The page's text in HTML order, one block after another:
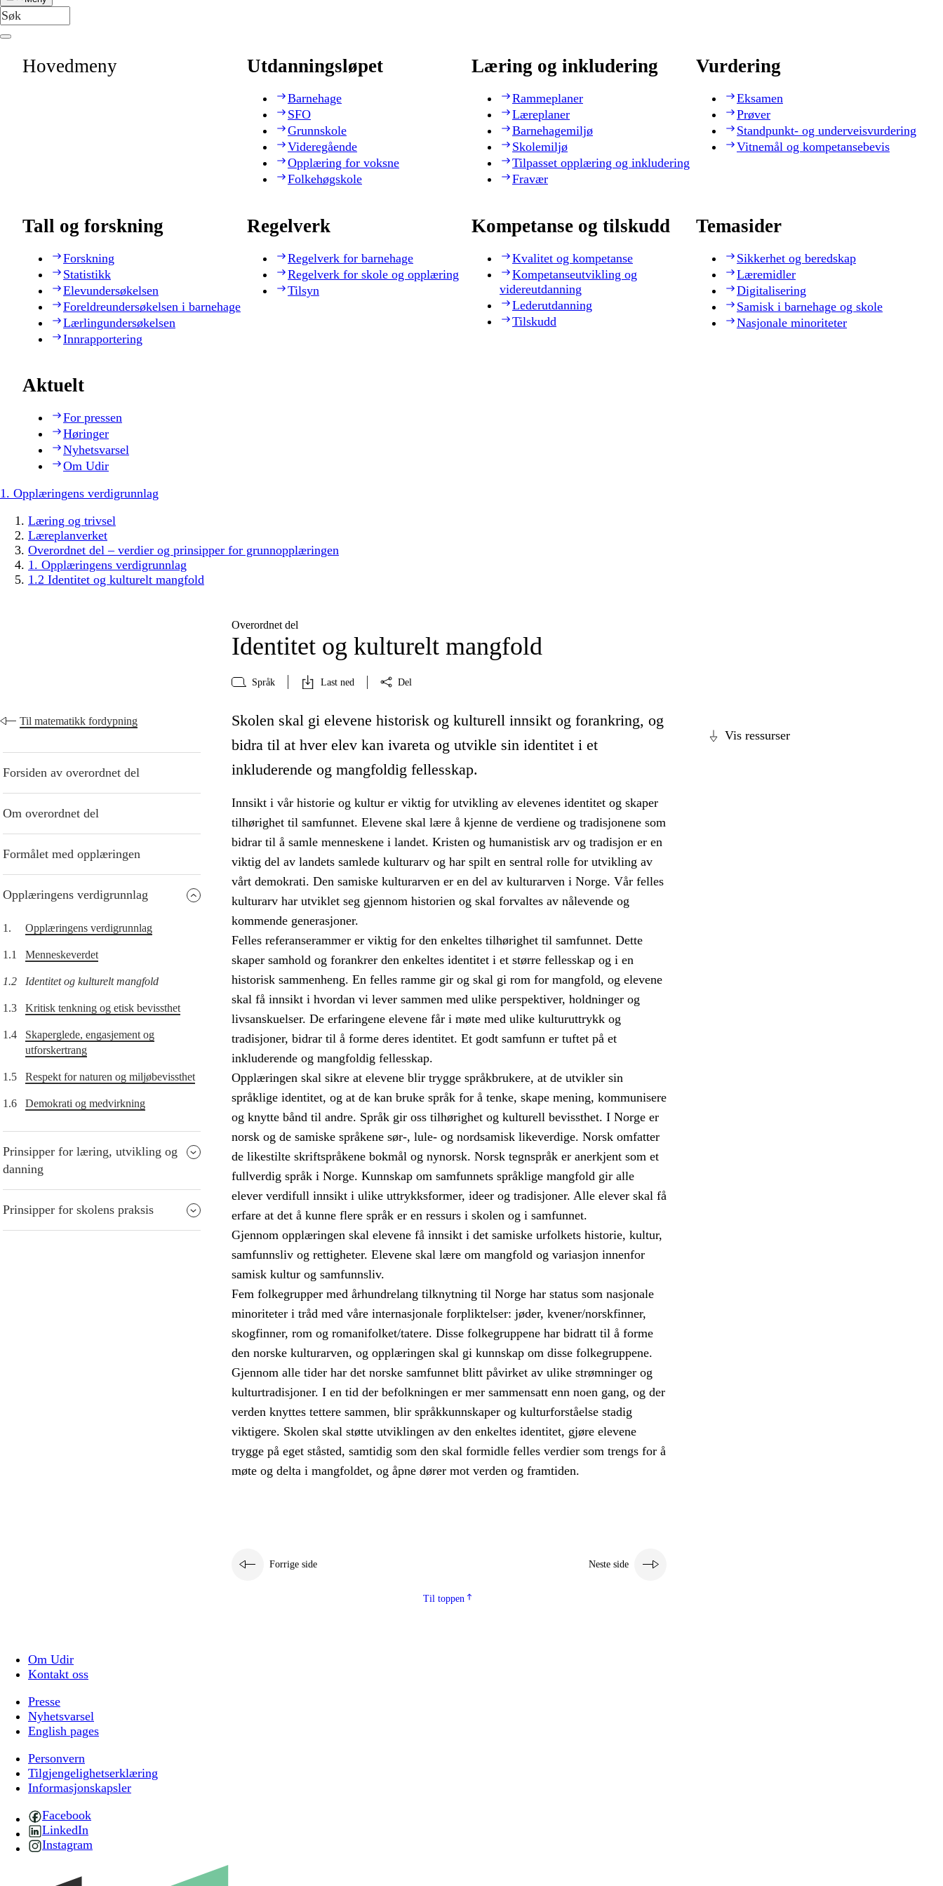
Hovedmeny Utdanningsløpet
Barnehage
SFO
Grunnskole
Videregående
Opplæring for voksne
Folkehøgskole
Læring og inkludering
Rammeplaner
Læreplaner
Barnehagemiljø
Skolemiljø
Tilpasset opplæring og inkludering
Fravær
Vurdering
Eksamen
Prøver
Standpunkt- og underveisvurdering
Vitnemål og kompetansebevis
Tall og forskning
Forskning
Statistikk
Elevundersøkelsen
Foreldreundersøkelsen i barnehage
Lærlingundersøkelsen
Innrapportering
Regelverk
Regelverk for barnehage
Regelverk for skole og opplæring
Tilsyn
Kompetanse og tilskudd
Kvalitet og kompetanse
Kompetanseutvikling og
videreutdanning
Lederutdanning
Tilskudd
Temasider
Sikkerhet og beredskap
Læremidler
Digitalisering
Samisk i barnehage og skole
Nasjonale minoriteter
Aktuelt
For pressen
Høringer
Nyhetsvarsel
Om Udir
1. Opplæringens verdigrunnlag
Læring og trivsel
Læreplanverket
Overordnet del – verdier og prinsipper for grunnopplæringen
1. Opplæringens verdigrunnlag
1.2 Identitet og kulturelt mangfold
Overordnet del
Identitet og kulturelt mangfold
Språk Last ned Del
Til matematikk fordypning
Forsiden av overordnet del
Om overordnet del
Formålet med opplæringen
Opplæringens verdigrunnlag
1. Opplæringens verdigrunnlag
1.1 Menneskeverdet
1.2 Identitet og kulturelt mangfold
1.3 Kritisk tenkning og etisk bevissthet
1.4
Skaperglede, engasjement og
utforskertrang
1.5 Respekt for naturen og miljøbevissthet
1.6 Demokrati og medvirkning
Prinsipper for læring, utvikling og
danning
Prinsipper for skolens praksis
Vis ressurser
Skolen skal gi elevene historisk og kulturell innsikt og forankring, og
bidra til at hver elev kan ivareta og utvikle sin identitet i et
inkluderende og mangfoldig fellesskap.
Innsikt i vår historie og kultur er viktig for utvikling av elevenes identitet og skaper
tilhørighet til samfunnet. Elevene skal lære å kjenne de verdiene og tradisjonene som
bidrar til å samle menneskene i landet. Kristen og humanistisk arv og tradisjon er en
viktig del av landets samlede kulturarv og har spilt en sentral rolle for utvikling av
vårt demokrati. Den samiske kulturarven er en del av kulturarven i Norge. Vår felles
kulturarv har utviklet seg gjennom historien og skal forvaltes av nålevende og
kommende generasjoner.
Felles referanserammer er viktig for den enkeltes tilhørighet til samfunnet. Dette
skaper samhold og forankrer den enkeltes identitet i et større fellesskap og i en
historisk sammenheng. En felles ramme gir og skal gi rom for mangfold, og elevene
skal få innsikt i hvordan vi lever sammen med ulike perspektiver, holdninger og
livsanskuelser. De erfaringene elevene får i møte med ulike kulturuttrykk og
tradisjoner, bidrar til å forme deres identitet. Et godt samfunn er tuftet på et
inkluderende og mangfoldig fellesskap.
Opplæringen skal sikre at elevene blir trygge språkbrukere, at de utvikler sin
språklige identitet, og at de kan bruke språk for å tenke, skape mening, kommunisere
og knytte bånd til andre. Språk gir oss tilhørighet og kulturell bevissthet. I Norge er
norsk og de samiske språkene sør-, lule- og nordsamisk likeverdige. Norsk omfatter
de likestilte skriftspråkene bokmål og nynorsk. Norsk tegnspråk er anerkjent som et
fullverdig språk i Norge. Kunnskap om samfunnets språklige mangfold gir alle
elever verdifull innsikt i ulike uttrykksformer, ideer og tradisjoner. Alle elever skal få
erfare at det å kunne flere språk er en ressurs i skolen og i samfunnet.
Gjennom opplæringen skal elevene få innsikt i det samiske urfolkets historie, kultur,
samfunnsliv og rettigheter. Elevene skal lære om mangfold og variasjon innenfor
samisk kultur og samfunnsliv.
Fem folkegrupper med århundrelang tilknytning til Norge har status som nasjonale
minoriteter i tråd med våre internasjonale forpliktelser: jøder, kvener/norskfinner,
skogfinner, rom og romanifolket/tatere. Disse folkegruppene har bidratt til å forme
den norske kulturarven, og opplæringen skal gi kunnskap om disse folkegruppene.
Gjennom alle tider har det norske samfunnet blitt påvirket av ulike strømninger og
kulturtradisjoner. I en tid der befolkningen er mer sammensatt enn noen gang, og der
verden knyttes tettere sammen, blir språkkunnskaper og kulturforståelse stadig
viktigere. Skolen skal støtte utviklingen av den enkeltes identitet, gjøre elevene
trygge på eget ståsted, samtidig som den skal formidle felles verdier som trengs for å
møte og delta i mangfoldet, og åpne dører mot verden og framtiden.
Forrige side Neste side
Til toppen
Om Udir
Kontakt oss
Presse
Nyhetsvarsel
English pages
Personvern
Tilgjengelighetserklæring
Informasjonskapsler
Facebook
LinkedIn
Instagram